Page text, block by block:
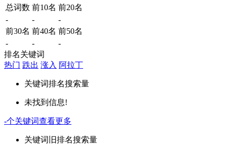
总词数 前10名 前20名
-
-
-
前30名 前40名 前50名
-
-
-
排名关键词
热门 跌出 涨入 阿拉丁
关键词排名搜索量
未找到信息!
-个关键词查看更多
关键词 旧排名搜索量